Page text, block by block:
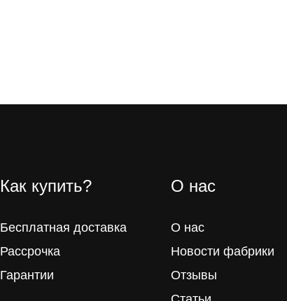
Как купить?
Бесплатная доставка
Рассрочка
Гарантии
О нас
О нас
Новости фабрики
Отзывы